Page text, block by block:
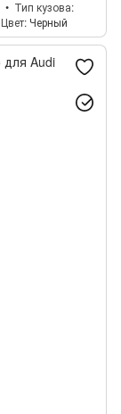
Тип кузова
Цвет Черный